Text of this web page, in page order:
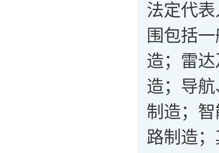
法定代
围包括
造；雷
造；导
制造；
路制造